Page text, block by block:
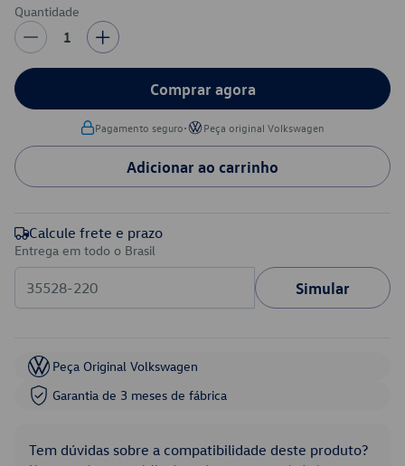
Quantidade
1
Comprar agora
Pagamento seguro• Peça original Volkswagen
Adicionar ao carrinho
Calcule frete e prazo
Entrega em todo o Brasil
Simular
Peça Original Volkswagen
Garantia de 3 meses de fábrica
Tem dúvidas sobre a compatibilidade deste produto?